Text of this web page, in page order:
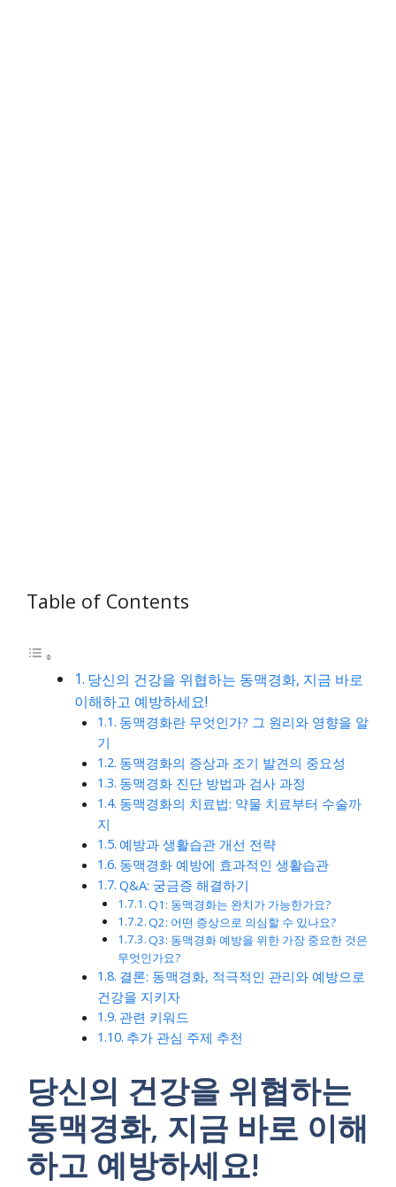
Table of Contents
당신의 건강을 위협하는 동맥경화, 지금 바로
이해하고 예방하세요!
동맥경화란 무엇인가? 그 원리와 영향을 알
기
동맥경화의 증상과 조기 발견의 중요성
동맥경화 진단 방법과 검사 과정
동맥경화의 치료법: 약물 치료부터 수술까
지
예방과 생활습관 개선 전략
동맥경화 예방에 효과적인 생활습관
Q&A: 궁금증 해결하기
Q1: 동맥경화는 완치가 가능한가요?
Q2: 어떤 증상으로 의심할 수 있나요?
Q3: 동맥경화 예방을 위한 가장 중요한 것은
무엇인가요?
결론: 동맥경화, 적극적인 관리와 예방으로
건강을 지키자
관련 키워드
추가 관심 주제 추천
당신의 건강을 위협하는
동맥경화, 지금 바로 이해
하고 예방하세요!